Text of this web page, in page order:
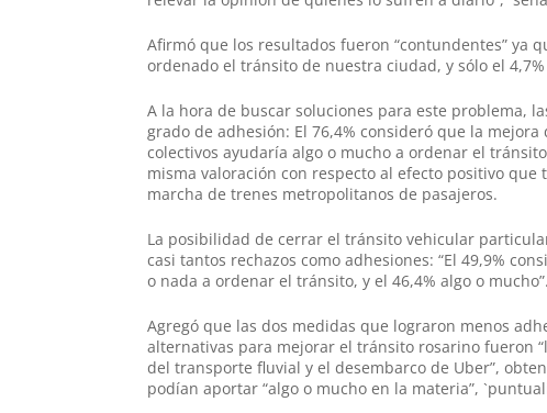
Afirmó que los resultados fueron “contundentes” ya
ordenado el tránsito de nuestra ciudad, y sólo el
A la hora de buscar soluciones para este problema,
grado de adhesión: El 76,4% consideróque la mejora
colectivos ayudaría algo o mucho a ordenar el
misma valoración con respecto al efecto positivo que
marcha de trenes metropolitanos de pasajeros.
La posibilidad de cerrar el tránsito vehicular
casi tantos rechazos como adhesiones: “El 49,9%
o nada a ordenar el tránsito, y el 46,4% algo o mucho”.
Agregó que las dos medidas que lograron menos
alternativas para mejorar el tránsito rosarino fueron
del transporte fluvial y el desembarco de Uber”,
podían aportar “algo o mucho en la materia”,